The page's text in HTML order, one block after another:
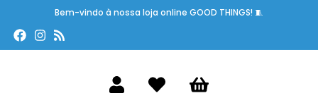
Bem-vindo à nossa loja online GOOD THINGS! 🧵